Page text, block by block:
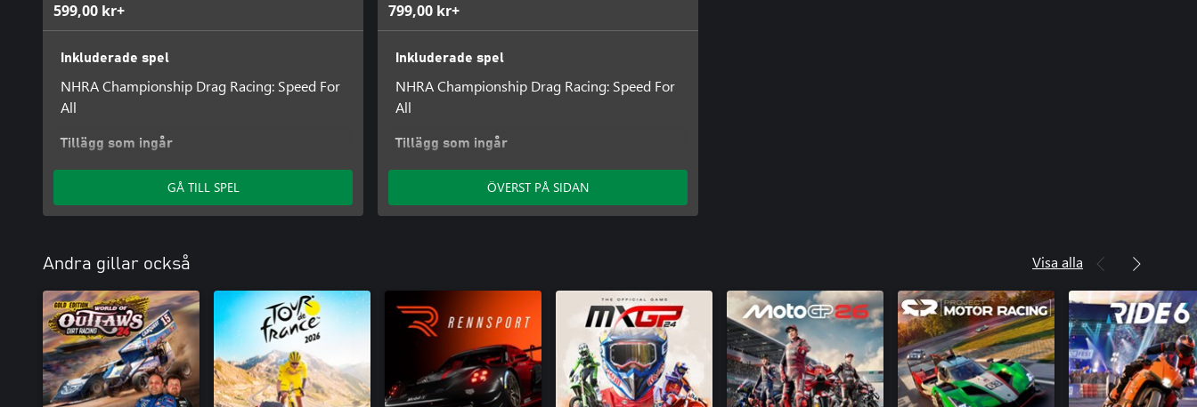
599,00 kr+
Inkluderade spel
NHRA Championship Drag Racing: Speed For
All
Tillägg som ingår
NHRA Championship Drag Racing: Speed For
All - John Force Racing Pack
GÅ TILL SPEL
799,00 kr+
Inkluderade spel
NHRA Championship Drag Racing: Speed For
All
Tillägg som ingår
NHRA Championship Drag Racing: Speed For
All - John Force Racing Pack
NHRA Championship Drag Racing: Speed For
NHRA Championship Drag Racing: Speed For
All - Battle Ready Pack
NHRA Championship Drag Racing: Speed For
All - Electro Blitz Pack
ÖVERST PÅ SIDAN
Andra gillar också Visa alla